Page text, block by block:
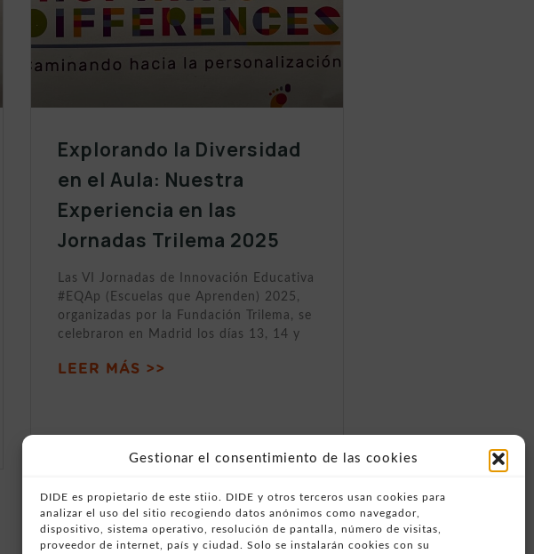
Gestionar el consentimiento de las cookies
DIDE es propietario de este stiio. DIDE y otros terceros usan cookies para
analizar el uso del sitio recogiendo datos anónimos como navegador,
dispositivo, sistema operativo, resolución de pantalla, número de visitas,
proveedor de internet, país y ciudad. Solo se instalarán cookies con su
Explorando la Diversidad
en el Aula: Nuestra
Experiencia en las
Jornadas Trilema 2025
Las VI Jornadas de Innovación Educativa
#EQAp (Escuelas que Aprenden) 2025,
organizadas por la Fundación Trilema, se
celebraron en Madrid los días 13, 14 y
LEER MÁS >>